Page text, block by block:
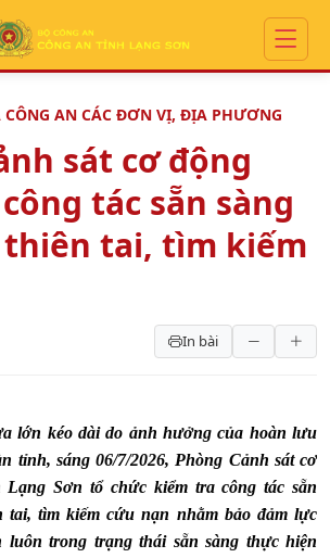
CÔNG AN CÁC ĐƠN VỊ, ĐỊA PHƯƠNG
sát cơ động
tác sẵn sàng
tai, tìm kiếm
In bài
lớn kéo dài do ảnh hưởng của hoàn lưu
tỉnh, sáng 06/7/2026, Phòng Cảnh sát cơ
Sơn tổ chức kiểm tra công tác sẵn
tai, tìm kiếm cứu nạn nhằm bảo đảm lực
luôn trong trạng thái sẵn sàng thực hiện